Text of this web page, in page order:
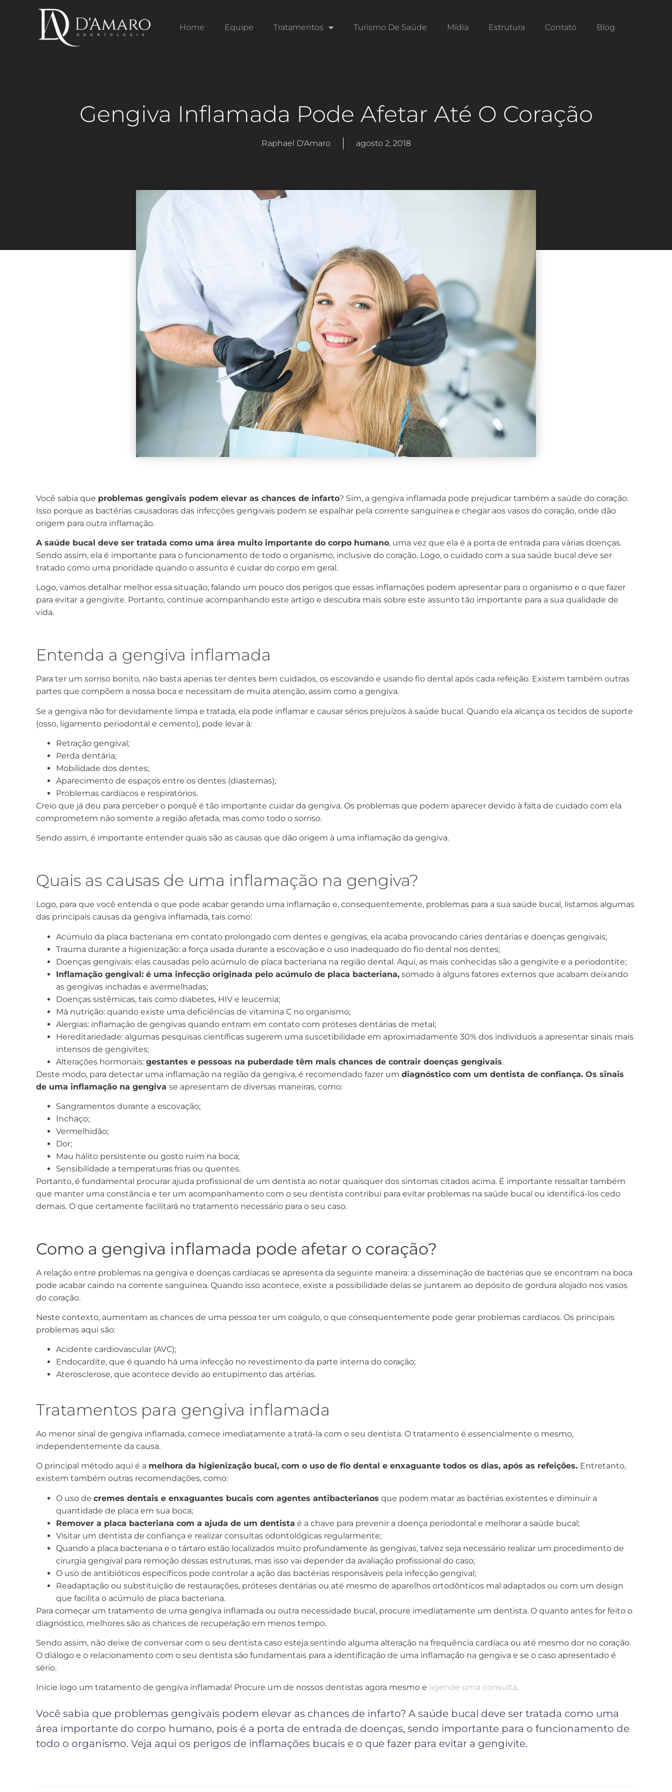
Home Equipe Tratamentos Turismo De Saúde Mídia Estrutura Contato Blog
Gengiva Inflamada Pode Afetar Até O Coração
Raphael D'Amaro agosto 2, 2018
Você sabia que problemas gengivais podem elevar as chances de infarto? Sim, a gengiva inflamada pode prejudicar também a saúde do coração.
Isso porque as bactérias causadoras das infecções gengivais podem se espalhar pela corrente sanguínea e chegar aos vasos do coração, onde dão
origem para outra inflamação.
A saúde bucal deve ser tratada como uma área muito importante do corpo humano, uma vez que ela é a porta de entrada para várias doenças.
Sendo assim, ela é importante para o funcionamento de todo o organismo, inclusive do coração. Logo, o cuidado com a sua saúde bucal deve ser
tratado como uma prioridade quando o assunto é cuidar do corpo em geral.
Logo, vamos detalhar melhor essa situação, falando um pouco dos perigos que essas inflamações podem apresentar para o organismo e o que fazer
para evitar a gengivite. Portanto, continue acompanhando este artigo e descubra mais sobre este assunto tão importante para a sua qualidade de
vida.
Entenda a gengiva inflamada
Para ter um sorriso bonito, não basta apenas ter dentes bem cuidados, os escovando e usando fio dental após cada refeição. Existem também outras
partes que compõem a nossa boca e necessitam de muita atenção, assim como a gengiva.
Se a gengiva não for devidamente limpa e tratada, ela pode inflamar e causar sérios prejuízos à saúde bucal. Quando ela alcança os tecidos de suporte
(osso, ligamento periodontal e cemento), pode levar à:
Retração gengival;
Perda dentária;
Mobilidade dos dentes;
Aparecimento de espaços entre os dentes (diastemas);
Problemas cardíacos e respiratórios.
Creio que já deu para perceber o porquê é tão importante cuidar da gengiva. Os problemas que podem aparecer devido à falta de cuidado com ela
comprometem não somente a região afetada, mas como todo o sorriso.
Sendo assim, é importante entender quais são as causas que dão origem à uma inflamação da gengiva.
Quais as causas de uma inflamação na gengiva?
Logo, para que você entenda o que pode acabar gerando uma inflamação e, consequentemente, problemas para a sua saúde bucal, listamos algumas
das principais causas da gengiva inflamada, tais como:
Acúmulo da placa bacteriana: em contato prolongado com dentes e gengivas, ela acaba provocando cáries dentárias e doenças gengivais;
Trauma durante a higienização: a força usada durante a escovação e o uso inadequado do fio dental nos dentes;
Doenças gengivais: elas causadas pelo acúmulo de placa bacteriana na região dental. Aqui, as mais conhecidas são a gengivite e a periodontite;
Inflamação gengival: é uma infecção originada pelo acúmulo de placa bacteriana, somado à alguns fatores externos que acabam deixando
as gengivas inchadas e avermelhadas;
Doenças sistêmicas, tais como diabetes, HIV e leucemia;
Má nutrição: quando existe uma deficiências de vitamina C no organismo;
Alergias: inflamação de gengivas quando entram em contato com próteses dentárias de metal;
Hereditariedade: algumas pesquisas científicas sugerem uma suscetibilidade em aproximadamente 30% dos indivíduos a apresentar sinais mais
intensos de gengivites;
Alterações hormonais: gestantes e pessoas na puberdade têm mais chances de contrair doenças gengivais.
Deste modo, para detectar uma inflamação na região da gengiva, é recomendado fazer um diagnóstico com um dentista de confiança. Os sinais
de uma inflamação na gengiva se apresentam de diversas maneiras, como:
Sangramentos durante a escovação;
Inchaço;
Vermelhidão;
Dor;
Mau hálito persistente ou gosto ruim na boca;
Sensibilidade a temperaturas frias ou quentes.
Portanto, é fundamental procurar ajuda profissional de um dentista ao notar quaisquer dos sintomas citados acima. É importante ressaltar também
que manter uma constância e ter um acompanhamento com o seu dentista contribui para evitar problemas na saúde bucal ou identificá-los cedo
demais. O que certamente facilitará no tratamento necessário para o seu caso.
Como a gengiva inflamada pode afetar o coração?
A relação entre problemas na gengiva e doenças cardíacas se apresenta da seguinte maneira: a disseminação de bactérias que se encontram na boca
pode acabar caindo na corrente sanguínea. Quando isso acontece, existe a possibilidade delas se juntarem ao depósito de gordura alojado nos vasos
do coração.
Neste contexto, aumentam as chances de uma pessoa ter um coágulo, o que consequentemente pode gerar problemas cardíacos. Os principais
problemas aqui são:
Acidente cardiovascular (AVC);
Endocardite, que é quando há uma infecção no revestimento da parte interna do coração;
Aterosclerose, que acontece devido ao entupimento das artérias.
Tratamentos para gengiva inflamada
Ao menor sinal de gengiva inflamada, comece imediatamente a tratá-la com o seu dentista. O tratamento é essencialmente o mesmo,
independentemente da causa.
O principal método aqui é a melhora da higienização bucal, com o uso de fio dental e enxaguante todos os dias, após as refeições. Entretanto,
existem também outras recomendações, como:
O uso de cremes dentais e enxaguantes bucais com agentes antibacterianos que podem matar as bactérias existentes e diminuir a
quantidade de placa em sua boca;
Remover a placa bacteriana com a ajuda de um dentista é a chave para prevenir a doença periodontal e melhorar a saúde bucal;
Visitar um dentista de confiança e realizar consultas odontológicas regularmente;
Quando a placa bacteriana e o tártaro estão localizados muito profundamente às gengivas, talvez seja necessário realizar um procedimento de
cirurgia gengival para remoção dessas estruturas, mas isso vai depender da avaliação profissional do caso;
O uso de antibióticos específicos pode controlar a ação das bactérias responsáveis pela infecção gengival;
Readaptação ou substituição de restaurações, próteses dentárias ou até mesmo de aparelhos ortodônticos mal adaptados ou com um design
que facilita o acúmulo de placa bacteriana.
Para começar um tratamento de uma gengiva inflamada ou outra necessidade bucal, procure imediatamente um dentista. O quanto antes for feito o
diagnóstico, melhores são as chances de recuperação em menos tempo.
Sendo assim, não deixe de conversar com o seu dentista caso esteja sentindo alguma alteração na frequência cardíaca ou até mesmo dor no coração.
O diálogo e o relacionamento com o seu dentista são fundamentais para a identificação de uma inflamação na gengiva e se o caso apresentado é
sério.
Inicie logo um tratamento de gengiva inflamada! Procure um de nossos dentistas agora mesmo e agende uma consulta.
Você sabia que problemas gengivais podem elevar as chances de infarto? A saúde bucal deve ser tratada como uma
área importante do corpo humano, pois é a porta de entrada de doenças, sendo importante para o funcionamento de
todo o organismo. Veja aqui os perigos de inflamações bucais e o que fazer para evitar a gengivite.